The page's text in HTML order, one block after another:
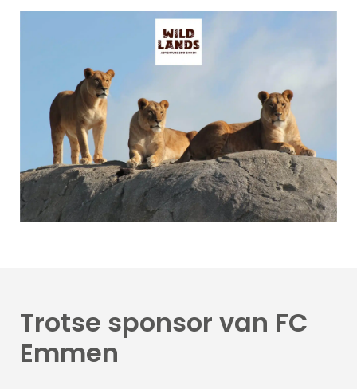
Trotse sponsor van FC
Emmen
verzekeringen
Schade
Makelaardij
Gratis
waardepaling
Woning
verkopen
Zoekopdracht
Taxaties